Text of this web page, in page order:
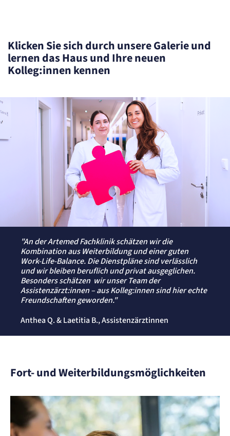
Klicken Sie sich durch unsere Galerie und
lernen das Haus und Ihre neuen
Kolleg:innen kennen
"An der Artemed Fachklinik schätzen wir die
Kombination aus Weiterbildung und einer guten
Work-Life-Balance. Die Dienstpläne sind verlässlich
und wir bleiben beruflich und privat ausgeglichen.
Besonders schätzen wir unser Team der
Assistenzärzt:innen – aus Kolleg:innen sind hier echte
Freundschaften geworden."
Anthea Q. & Laetitia B., Assistenzärztinnen
Fort- und Weiterbildungsmöglichkeiten